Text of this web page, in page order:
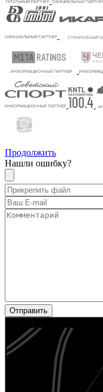
Продолжить
Нашли ошибку?